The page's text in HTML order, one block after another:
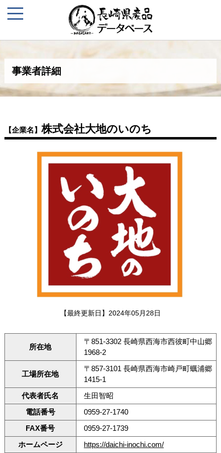
事業者詳細
【企業名】株式会社大地のいのち
【最終更新日】2024年05月28日
所在地
〒851-3302 長崎県西海市西彼町中山郷
1968-2
工場所在地
〒857-3101 長崎県西海市崎戸町蠣浦郷
1415-1
代表者氏名
生田智昭
電話番号
0959-27-1740
FAX番号
0959-27-1739
ホームページ
https://daichi-inochi.com/